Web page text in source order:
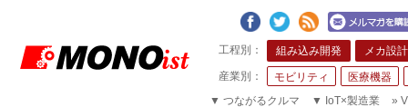
組み込み開発 メカ設計
モビリティ
医療機器
▼ つながるクルマ ▼ IoT×製造業 »